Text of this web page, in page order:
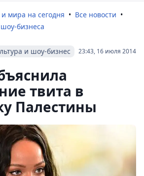
мира на сегодня
Все новости
бизнеса
23:43, 16 июля 2014
и шоу-бизнес
твита в
Палестины